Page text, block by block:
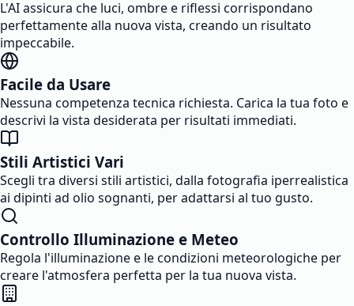
L'AI assicura che luci, ombre e riflessi corrispondano
perfettamente alla nuova vista, creando un risultato
impeccabile.
Facile da Usare
Nessuna competenza tecnica richiesta. Carica la tua foto e
descrivi la vista desiderata per risultati immediati.
Stili Artistici Vari
Scegli tra diversi stili artistici, dalla fotografia iperrealistica
ai dipinti ad olio sognanti, per adattarsi al tuo gusto.
Controllo Illuminazione e Meteo
Regola l'illuminazione e le condizioni meteorologiche per
creare l'atmosfera perfetta per la tua nuova vista.